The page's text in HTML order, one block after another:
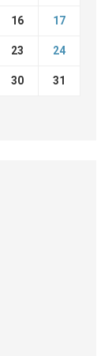
16 17
23 24
30 31